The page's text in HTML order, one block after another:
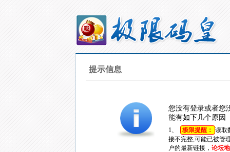
提示信息
您没有登录或者您
能有如下几个原因
1、 极限提醒： 读取
接不完整,可能已被管
户的最新链接， 论坛